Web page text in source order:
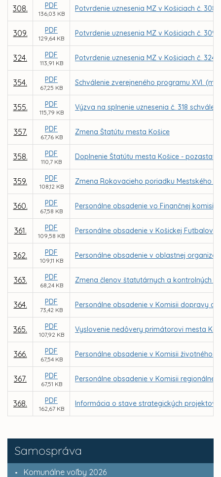
Samospráva
Komunálne voľby 2026
308. PDF
136,03 KB
Potvrdenie uznesenia MZ v Košiciach č.
309. PDF
129,64 KB
Potvrdenie uznesenia MZ v Košiciach č.
324. PDF
113,91 KB
Potvrdenie uznesenia MZ v Košiciach č.
354. PDF
67,25 KB
Schválenie zverejneného programu XVI.
355. PDF
115,79 KB
Výzva na splnenie uznesenia č. 318
357. PDF
67,76 KB
Zmena Štatútu mesta Košice
358. PDF
110,7 KB
Doplnenie Štatútu mesta Košice -
359. PDF
108,12 KB
Zmena Rokovacieho poriadku Mestského
360. PDF
67,58 KB
Personálne obsadenie vo Finančnej komisii
361. PDF
109,58 KB
Personálne obsadenie v Košickej
362. PDF
109,11 KB
Personálne obsadenie v oblastnej
363. PDF
68,24 KB
Zmena členov štatutárnych a kontrolných
364. PDF
73,42 KB
Personálne obsadenie v Komisii dopravy a
365. PDF
107,92 KB
Vyslovenie nedôvery primátorovi mesta
366. PDF
67,54 KB
Personálne obsadenie v Komisii životného
367. PDF
67,51 KB
Personálne obsadenie v Komisii
368. PDF
162,67 KB
Informácia o stave strategických projektov